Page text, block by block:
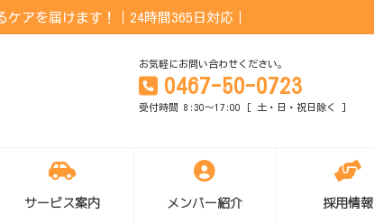
アを届けます！｜24時間365日対応｜
お気軽にお問い合わせください。
0467-50-0723
受付時間 8:30～17:00 [ 土・日・祝日除く ]
サービス案内 メンバー紹介 採用情報